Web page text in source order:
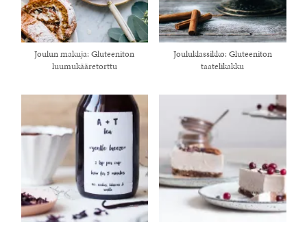
Joulun makuja: Gluteeniton
luumukääretorttu
Jouluklassikko: Gluteeniton
taatelikakku